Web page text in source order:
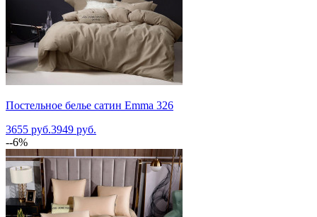
Постельное белье сатин Emma 326
3655 руб.3949 руб.
--6%